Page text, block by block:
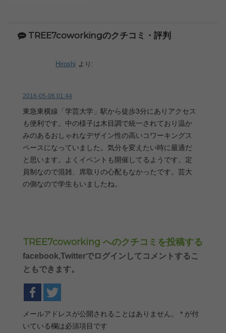
TREE7coworkingのクチコミ・評判
Hiroshi より:
2016-05-06 01:44
東急東横線「学芸大学」駅から徒歩3分にありアクセス
も便利です。中の様子は木目調で統一されており温か
みのあるおしゃれなデザイン性の高いコワーキングス
ペースになっていました。気分を変えたい時に最適だ
と思います。よくイベントも開催してるようです。定
員制なので混雑、席取りの心配もなかったです。芸大
の側なので学生もいましたね。
TREE7coworking へのクチコミを投稿する
facebook,Twitterでログインしてコメントするこ
ともできます。
メールアドレスが公開されることはありません。 * が付
いている欄は必須項目です